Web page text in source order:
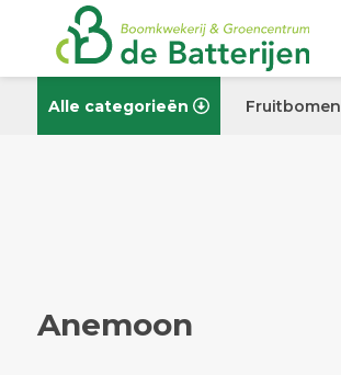
Alle categorieën Fruitbomen
Anemoon